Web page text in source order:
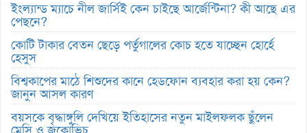
ইংল্যান্ড ম্যাচে নীল জার্সিই কেন চাইছে আর্জেন্টিনা? কী আছে এর
পেছনে?
কোটি টাকার বেতন ছেড়ে পর্তুগালের কোচ হতে যাচ্ছেন হোর্হে
হেসুস
বিশ্বকাপের মাঠে শিশুদের কানে হেডফোন ব্যবহার করা হয় কেন?
জানুন আসল কারণ
বয়সকে বৃদ্ধাঙ্গুলি দেখিয়ে ইতিহাসের নতুন মাইলফলক ছুঁলেন